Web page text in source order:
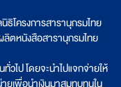
ธิโครงการสารานุกรมไทย
ลิตหนังสือสารานุกรมไทย
วไป โดยจะนำไปแจกจ่ายให้
ยเพื่อนำเงินมาสมทบทุนใน